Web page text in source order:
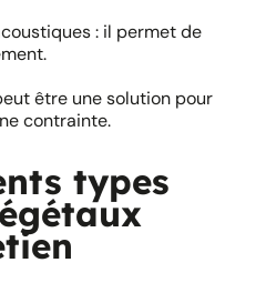
: il permet de
être une solution pour
contrainte.
types